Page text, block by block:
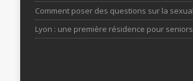
Comment poser des questions sur la
Lyon : une première résidence pour seniors